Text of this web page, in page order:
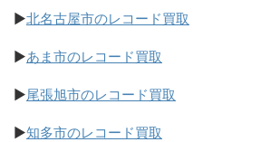
▶北名古屋市のレコード買取
▶あま市のレコード買取
▶尾張旭市のレコード買取
▶知多市のレコード買取